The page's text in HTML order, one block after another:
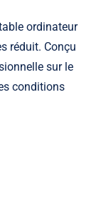
ordinateur
réduit. Conçu
sur le
conditions